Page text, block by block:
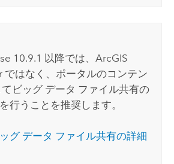
10.9.1 以降では、ArcGIS
ではなく、ポータルのコンテン
ビッグ データ ファイル共有の
行うことを推奨します。
グ データ ファイル共有の詳細